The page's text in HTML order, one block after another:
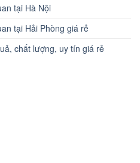
tại Hà Nội
tại Hải Phòng giá rẻ
chất lượng, uy tín giá rẻ